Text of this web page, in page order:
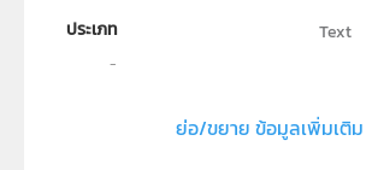
ประเภท
Text
ย่อ/ขยาย ข้อมูลเพิ่มเติม